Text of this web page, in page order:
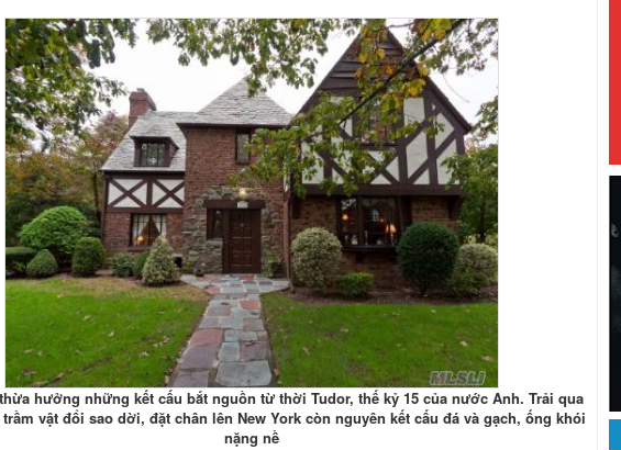
hưởng những kết cấu bắt nguồn từ thời Tudor, thế kỷ 15 của nước Anh. Trải qua
vật đổi sao dời, đặt chân lên New York còn nguyên kết cấu đá và gạch, ống khói
nặng nề